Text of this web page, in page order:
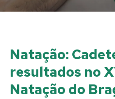
Natação:
resultados no
Natação do